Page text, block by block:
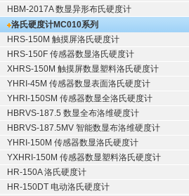
HBM-2017A 数显异形布氏硬度计
洛氏硬度计MC010系列
HRS-150M 触摸屏洛氏硬度计
HRS-150F 传感器数显洛氏硬度计
XHRS-150M 触摸屏数显塑料洛氏硬度计
YHRI-45M 传感器数显表面洛氏硬度计
YHRI-150SM 传感器数显全洛氏硬度计
HBRVS-187.5 数显全布洛维硬度计
HBRVS-187.5MV 智能数显布洛维硬度计
YHRI-150M 传感器数显洛氏硬度计
YXHRI-150M 传感器数显塑料洛氏硬度计
HR-150A 洛氏硬度计
HR-150DT 电动洛氏硬度计